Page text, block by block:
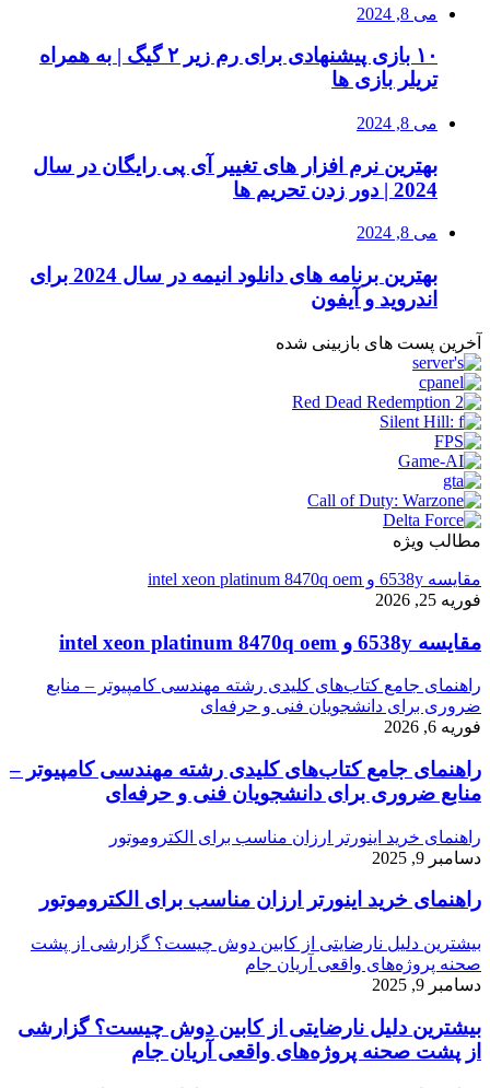
می 8, 2024
۱۰ بازی پیشنهادی برای رم زیر ۲ گیگ | به همراه
تریلر بازی ها
می 8, 2024
بهترین نرم افزار های تغییر آی پی رایگان در سال
2024 | دور زدن تحریم ها
می 8, 2024
بهترین برنامه های دانلود انیمه در سال 2024 برای
اندروید و آیفون
آخرین پست های بازبینی شده
مطالب ویژه
مقایسه 6538y و intel xeon platinum 8470q oem
فوریه 25, 2026
مقایسه 6538y و intel xeon platinum 8470q oem
راهنمای جامع کتاب‌های کلیدی رشته مهندسی کامپیوتر – منابع
ضروری برای دانشجویان فنی و حرفه‌ای
فوریه 6, 2026
راهنمای جامع کتاب‌های کلیدی رشته مهندسی کامپیوتر –
منابع ضروری برای دانشجویان فنی و حرفه‌ای
راهنمای خرید اینورتر ارزان مناسب برای الکتروموتور
دسامبر 9, 2025
راهنمای خرید اینورتر ارزان مناسب برای الکتروموتور
بیشترین دلیل نارضایتی از کابین دوش چیست؟ گزارشی از پشت
صحنه پروژه‌های واقعی آریان جام
دسامبر 9, 2025
بیشترین دلیل نارضایتی از کابین دوش چیست؟ گزارشی
از پشت صحنه پروژه‌های واقعی آریان جام